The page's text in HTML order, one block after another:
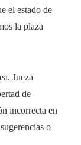
el estado de
la plaza
Jueza
de
incorrecta en
o